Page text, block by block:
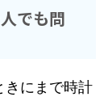
でも問
きにまで時計